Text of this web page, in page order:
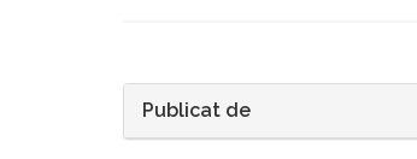
Publicat de